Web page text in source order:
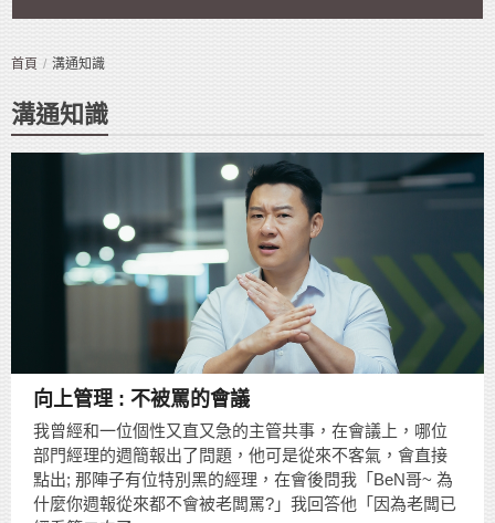
首頁 溝通知識
溝通知識
向上管理 : 不被罵的會議
我曾經和一位個性又直又急的主管共事，在會議上，哪位
部門經理的週簡報出了問題，他可是從來不客氣，會直接
點出; 那陣子有位特別黑的經理，在會後問我「BeN哥~ 為
什麼你週報從來都不會被老闆罵?」我回答他「因為老闆已